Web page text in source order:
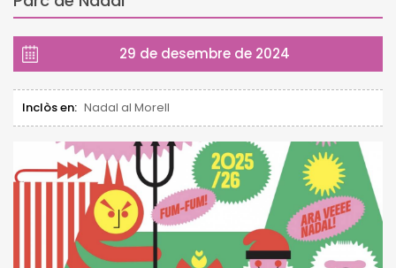
29 de desembre de 2024
Inclòs en: Nadal al Morell